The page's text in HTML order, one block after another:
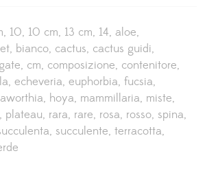
10 10 cm 13 cm 14 aloe
bianco cactus cactus guidi
cm composizione contenitore
echeveria euphorbia fucsia
hoya mammillaria miste
plateau rara rare rosa rosso spina
succulente terracotta